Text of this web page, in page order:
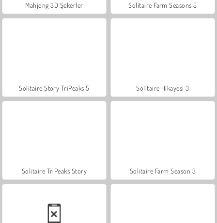
Mahjong 3D Şekerler Solitaire Farm Seasons 5
Solitaire Story TriPeaks 5 Solitaire Hikayesi 3
Solitaire TriPeaks Story Solitaire Farm Season 3